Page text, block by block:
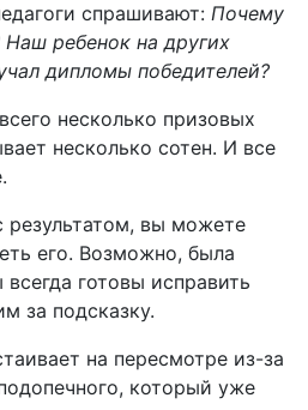
спрашивают: Почему
Наш ребенок на других
дипломы победителей?
несколько призовых
несколько сотен. И все
результатом, вы можете
его. Возможно, была
готовы исправить
за подсказку.
на пересмотре из-за
который уже